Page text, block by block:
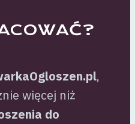
,
więcej niż
do